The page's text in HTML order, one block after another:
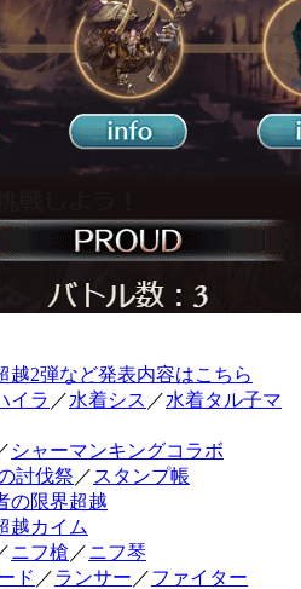
越2弾など発表内容はこちら
イラ ／水着シス ／水着タル子マ
シャーマンキングコラボ
討伐祭 ／ スタンプ帳
の限界超越
越カイム
ニフ槍 ／ニフ琴
ド ／ランサー ／ファイター